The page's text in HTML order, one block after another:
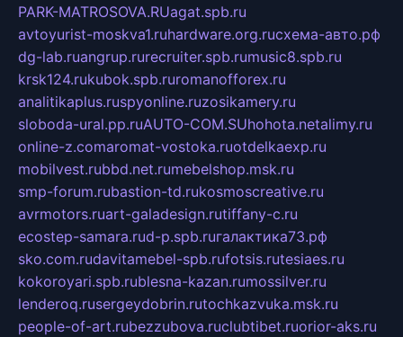
PARK-MATROSOVA.RUagat.spb.ru
avtoyurist-moskva1.ruhardware.org.ruсхема-авто.рф
dg-lab.ruangrup.rurecruiter.spb.rumusic8.spb.ru
krsk124.rukubok.spb.ruromanofforex.ru
analitikaplus.ruspyonline.ruzosikamery.ru
sloboda-ural.pp.ruAUTO-COM.SUhohota.netalimy.ru
online-z.comaromat-vostoka.ruotdelkaexp.ru
mobilvest.rubbd.net.rumebelshop.msk.ru
smp-forum.rubastion-td.rukosmoscreative.ru
avrmotors.ruart-galadesign.rutiffany-c.ru
ecostep-samara.rud-p.spb.ruгалактика73.рф
sko.com.rudavitamebel-spb.rufotsis.rutesiaes.ru
kokoroyari.spb.rublesna-kazan.rumossilver.ru
lenderoq.rusergeydobrin.rutochkazvuka.msk.ru
people-of-art.rubezzubova.ruclubtibet.ruorior-aks.ru